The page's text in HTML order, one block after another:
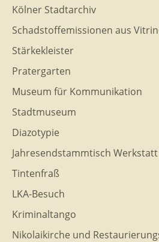
Kölner Stadtarchiv
Schadstoffemissionen aus
Stärkekleister
Pratergarten
Museum für Kommunikation
Stadtmuseum
Diazotypie
Jahresendstammtisch
Tintenfraß
LKA-Besuch
Kriminaltango
Nikolaikirche und